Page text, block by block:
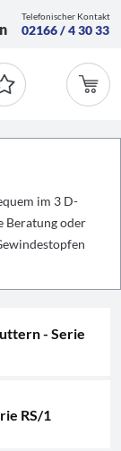
Telefonischer Kontakt
02166 / 4 30 33
im 3 D-
Beratung oder
- Serie
RS/1